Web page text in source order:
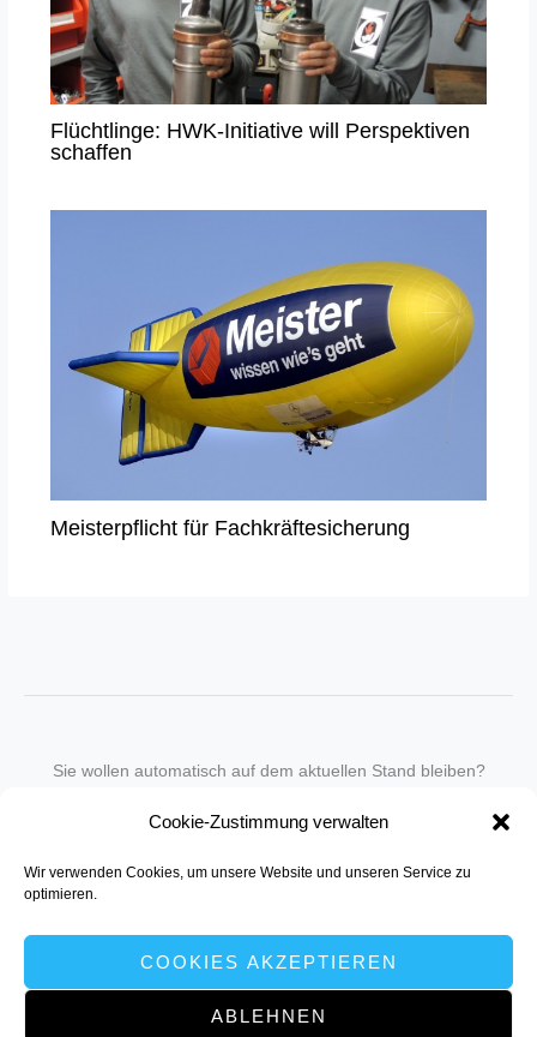
Cookie-Zustimmung verwalten
Wir verwenden Cookies, um unsere Website und unseren Service zu
optimieren.
COOKIES AKZEPTIEREN
ABLEHNEN
Flüchtlinge: HWK-Initiative will Perspektiven
schaffen
Meisterpflicht für Fachkräftesicherung
Sie wollen automatisch auf dem aktuellen Stand bleiben?
in unseren Newsletter-Service auf.
Senden Sie für ein Angebot einfach eine